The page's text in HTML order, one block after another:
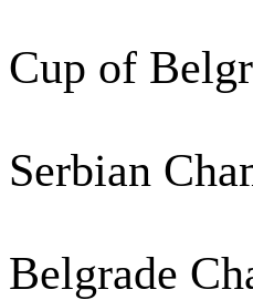
Cup of
Serbian
Belgrade